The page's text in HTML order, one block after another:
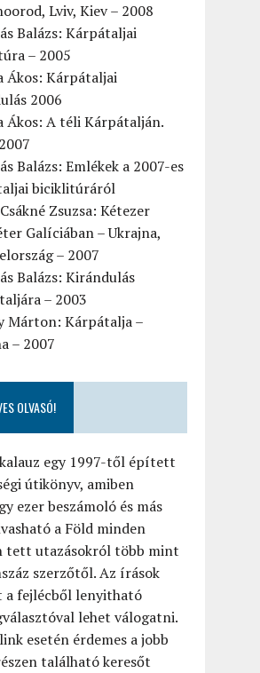
Lviv, Kiev – 2008
Balázs: Kárpátaljai
– 2005
Ákos: Kárpátaljai
2006
Ákos: A téli Kárpátalján.
Balázs: Emlékek a 2007-es
biciklitúráról
Zsuzsa: Kétezer
Galíciában – Ukrajna,
– 2007
Balázs: Kirándulás
– 2003
Márton: Kárpátalja –
– 2007
OLVASÓ!
egy 1997-től épített
útikönyv, amiben
ezer beszámoló és más
a Föld minden
tett utazásokról több mint
szerzőtől. Az írások
a fejlécből lenyitható
lehet válogatni.
esetén érdemes a jobb
található keresőt